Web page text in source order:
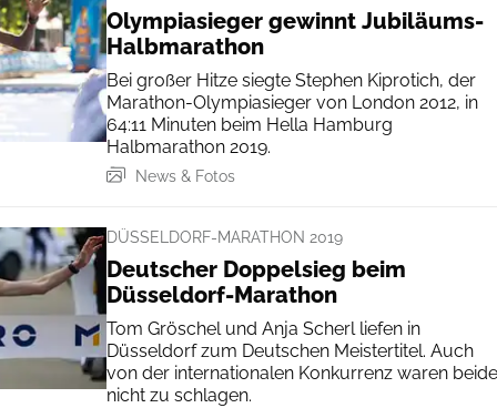
Olympiasieger gewinnt Jubiläums-
Halbmarathon
Bei großer Hitze siegte Stephen Kiprotich, der
Marathon-Olympiasieger von London 2012, in
64:11 Minuten beim Hella Hamburg
Halbmarathon 2019.
News & Fotos
DÜSSELDORF-MARATHON 2019
Deutscher Doppelsieg beim
Düsseldorf-Marathon
Tom Gröschel und Anja Scherl liefen in
Düsseldorf zum Deutschen Meistertitel. Auch
von der internationalen Konkurrenz waren beide
nicht zu schlagen.